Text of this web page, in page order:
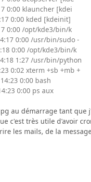
0:00 klauncher [kdei
0:00 kded [kdeinit]
0:00 /opt/kde3/bin/k
0:00 /usr/bin/sudo -
0:00 /opt/kde3/bin/k
1:27 /usr/bin/python
0:02 xterm +sb +mb +
0:00 bash
0:00 ps aux
au démarrage tant
c'est très utile d'avoir
les mails, de la